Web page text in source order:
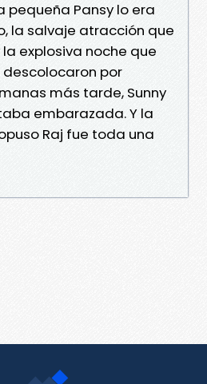
pequeña Pansy lo era
la salvaje atracción que
explosiva noche que
por
más tarde, Sunny
embarazada. Y la
Raj fue toda una